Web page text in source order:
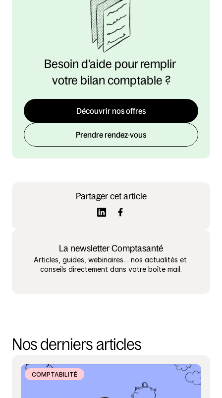
Partager cet article
La newsletter Comptasanté
Articles, guides, webinaires… nos actualités et
conseils directement dans votre boîte mail.
Besoin d'aide pour remplir
votre bilan comptable ?
Découvrir nos offres
Prendre rendez-vous
Nos derniers articles
COMPTABILITÉ